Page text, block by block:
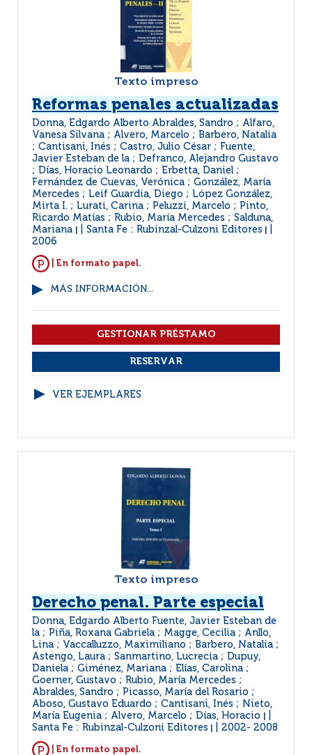
Texto impreso
Reformas penales actualizadas
Donna, Edgardo Alberto Abraldes, Sandro ; Alfaro,
Vanesa Silvana ; Alvero, Marcelo ; Barbero, Natalia
; Cantisani, Inés ; Castro, Julio César ; Fuente,
Javier Esteban de la ; Defranco, Alejandro Gustavo
; Días, Horacio Leonardo ; Erbetta, Daniel ;
Fernández de Cuevas, Verónica ; González, María
Mercedes ; Leif Guardia, Diego ; López González,
Mirta I. ; Lurati, Carina ; Peluzzi, Marcelo ; Pinto,
Ricardo Matías ; Rubio, María Mercedes ; Salduna,
Mariana
Santa Fe : Rubinzal-Culzoni Editores
2006
| En formato papel.
MÁS INFORMACIÓN...
VER EJEMPLARES
Texto impreso
Derecho penal. Parte especial
Donna, Edgardo Alberto Fuente, Javier Esteban de
la ; Piña, Roxana Gabriela ; Magge, Cecilia ; Anllo,
Lina ; Vaccalluzzo, Maximiliano ; Barbero, Natalia ;
Astengo, Laura ; Sanmartino, Lucrecia ; Dupuy,
Daniela ; Giménez, Mariana ; Elías, Carolina ;
Goerner, Gustavo ; Rubio, María Mercedes ;
Abraldes, Sandro ; Picasso, María del Rosario ;
Aboso, Gustavo Eduardo ; Cantisani, Inés ; Nieto,
María Eugenia ; Alvero, Marcelo ; Días, Horacio
Santa Fe : Rubinzal-Culzoni Editores 2002- 2008
| En formato papel.